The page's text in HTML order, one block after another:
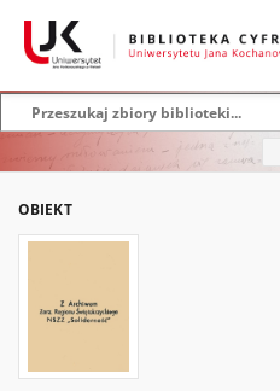
OBIEKT